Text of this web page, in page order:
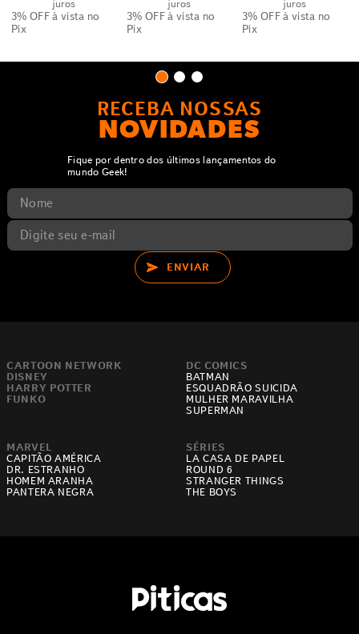
juros
3% OFFà vista no
Pix
juros
3% OFFà vista no
Pix
juros
3% OFFà vista no
Pix
RECEBA NOSSAS
NOVIDADES
Fique por dentro dos últimos lançamentos do
mundo Geek!
ENVIAR
CARTOON NETWORK
DISNEY
HARRY POTTER
FUNKO
DC COMICS
BATMAN
ESQUADRÃO SUICIDA
MULHER MARAVILHA
SUPERMAN
MARVEL
CAPITÃO AMÉRICA
DR. ESTRANHO
HOMEM ARANHA
PANTERA NEGRA
SÉRIES
LA CASA DE PAPEL
ROUND 6
STRANGER THINGS
THE BOYS